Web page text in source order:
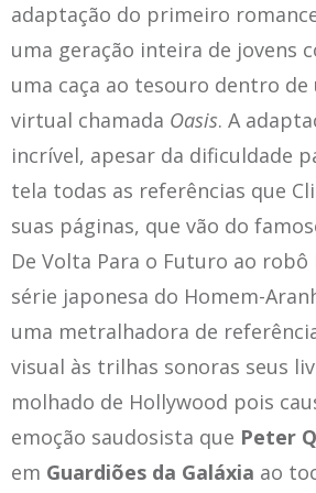
adaptação do primeiro
uma geração inteira de jovens
uma caça ao tesouro dentro de
virtual chamada Oasis. A
incrível, apesar da dificuldade
tela todas as referências que
suas páginas, que vão do
De Volta Para o Futuro ao robô
série japonesa do Homem-
uma metralhadora de
visual às trilhas sonoras seus
molhado de Hollywood pois
emoção saudosista que Peter
em Guardiões da Galáxia ao